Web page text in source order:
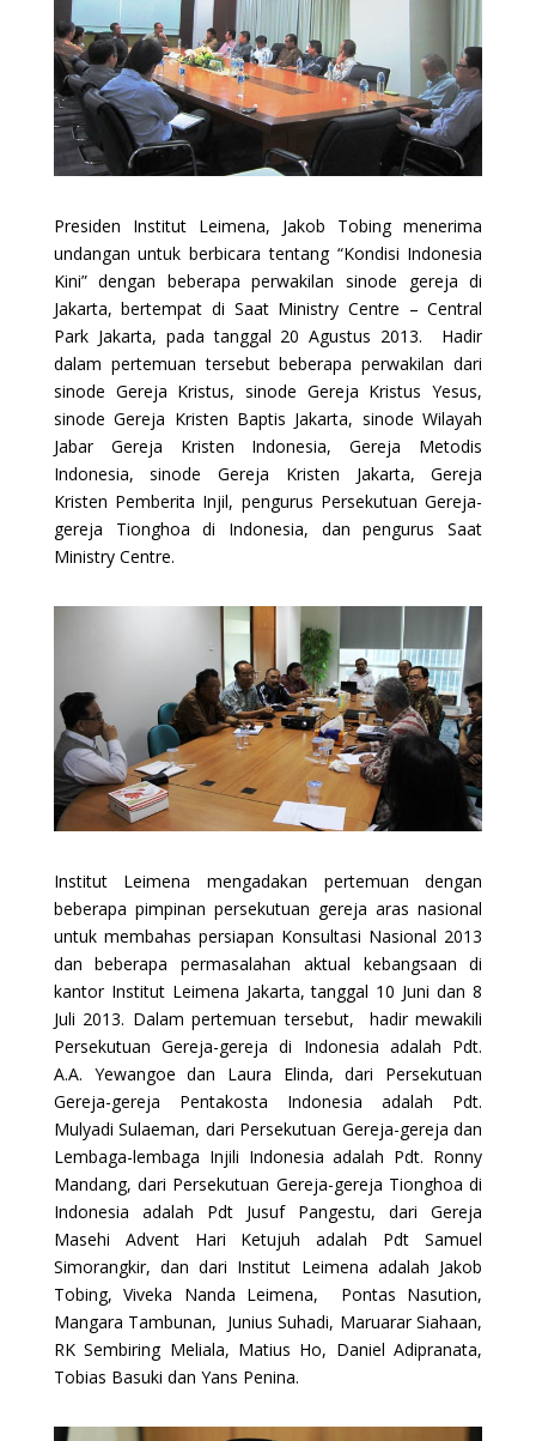
Presiden Institut Leimena, Jakob Tobing menerima
undangan untuk berbicara tentang “Kondisi Indonesia
Kini” dengan beberapa perwakilan sinode gereja di
Jakarta, bertempat di Saat Ministry Centre – Central
Park Jakarta, pada tanggal 20 Agustus 2013. Hadir
dalam pertemuan tersebut beberapa perwakilan dari
sinode Gereja Kristus, sinode Gereja Kristus Yesus,
sinode Gereja Kristen Baptis Jakarta, sinode Wilayah
Jabar Gereja Kristen Indonesia, Gereja Metodis
Indonesia, sinode Gereja Kristen Jakarta, Gereja
Kristen Pemberita Injil, pengurus Persekutuan Gereja-
gereja Tionghoa di Indonesia, dan pengurus Saat
Ministry Centre.
Institut Leimena mengadakan pertemuan dengan
beberapa pimpinan persekutuan gereja aras nasional
untuk membahas persiapan Konsultasi Nasional 2013
dan beberapa permasalahan aktual kebangsaan di
kantor Institut Leimena Jakarta, tanggal 10 Juni dan 8
Juli 2013. Dalam pertemuan tersebut, hadir mewakili
Persekutuan Gereja-gereja di Indonesia adalah Pdt.
A.A. Yewangoe dan Laura Elinda, dari Persekutuan
Gereja-gereja Pentakosta Indonesia adalah Pdt.
Mulyadi Sulaeman, dari Persekutuan Gereja-gereja dan
Lembaga-lembaga Injili Indonesia adalah Pdt. Ronny
Mandang, dari Persekutuan Gereja-gereja Tionghoa di
Indonesia adalah Pdt Jusuf Pangestu, dari Gereja
Masehi Advent Hari Ketujuh adalah Pdt Samuel
Simorangkir, dan dari Institut Leimena adalah Jakob
Tobing, Viveka Nanda Leimena, Pontas Nasution,
Mangara Tambunan, Junius Suhadi, Maruarar Siahaan,
RK Sembiring Meliala, Matius Ho, Daniel Adipranata,
Tobias Basuki dan Yans Penina.